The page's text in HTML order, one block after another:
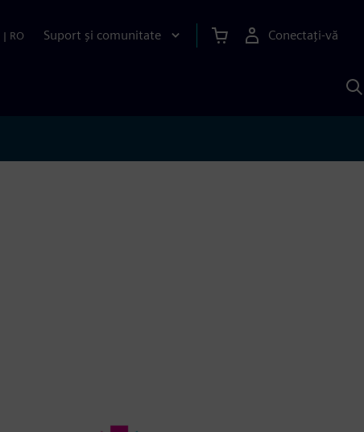
| RO Suport și comunitate Conectați-vă